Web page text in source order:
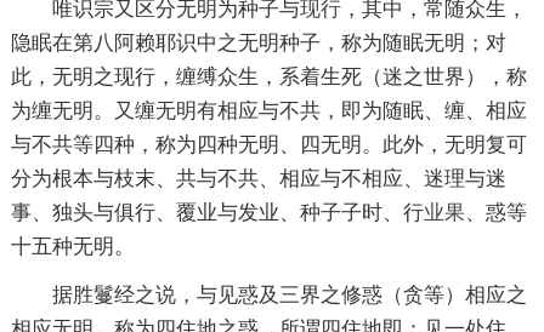
唯识宗又区分无明为种子与现行，其中，常随众生，
隐眠在第八阿赖耶识中之无明种子，称为随眠无明；对
此，无明之现行，缠缚众生，系着生死（迷之世界），称
为缠无明。又缠无明有相应与不共，即为随眠、缠、相应
与不共等四种，称为四种无明、四无明。此外，无明复可
分为根本与枝末、共与不共、相应与不相应、迷理与迷
事、独头与俱行、覆业与发业、种子子时、行业果、惑等
十五种无明。
据胜鬘经之说，与见惑及三界之修惑（贪等）相应之